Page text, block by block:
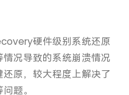
硬件级别系统还原
况导致的系统崩溃情况
原，较大程度上解决了
题。